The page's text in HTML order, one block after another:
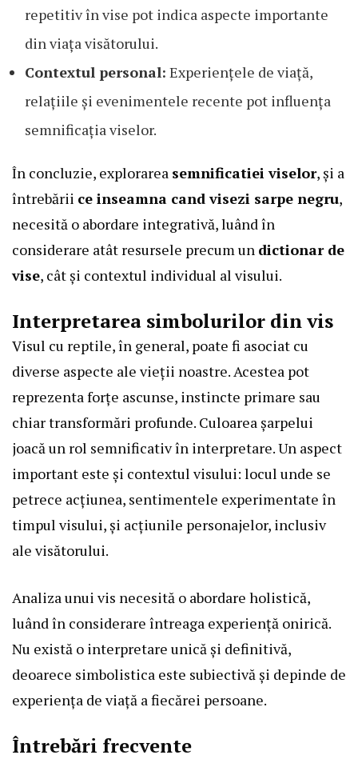
repetitiv în vise pot indica aspecte importante
din viața visătorului.
Contextul personal: Experiențele de viață,
relațiile și evenimentele recente pot influența
semnificația viselor.
În concluzie, explorarea semnificatiei viselor, și a
întrebării ce inseamna cand visezi sarpe negru,
necesită o abordare integrativă, luând în
considerare atât resursele precum un dictionar de
vise, cât și contextul individual al visului.
Interpretarea simbolurilor din vis
Visul cu reptile, în general, poate fi asociat cu
diverse aspecte ale vieții noastre. Acestea pot
reprezenta forțe ascunse, instincte primare sau
chiar transformări profunde. Culoarea șarpelui
joacă un rol semnificativ în interpretare. Un aspect
important este și contextul visului: locul unde se
petrece acțiunea, sentimentele experimentate în
timpul visului, și acțiunile personajelor, inclusiv
ale visătorului.
Analiza unui vis necesită o abordare holistică,
luând în considerare întreaga experiență onirică.
Nu există o interpretare unică și definitivă,
deoarece simbolistica este subiectivă și depinde de
experiența de viață a fiecărei persoane.
Întrebări frecvente